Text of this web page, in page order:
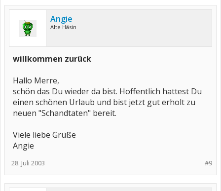
Angie
Alte Häsin
willkommen zurück
Hallo Merre,
schön das Du wieder da bist. Hoffentlich hattest Du
einen schönen Urlaub und bist jetzt gut erholt zu
neuen "Schandtaten" bereit.
Viele liebe Grüße
Angie
#9
28. Juli 2003